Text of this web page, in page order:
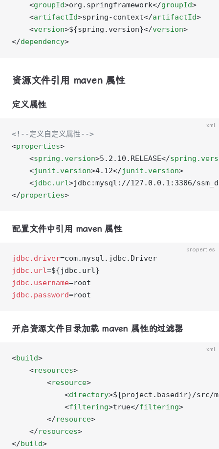
    <
groupId>org.springframework</groupId>
    <
artifactId>spring-context</artifactId>
    <
version>${spring.version}</version>
</dependency>
资源文件引用 maven 属性
定义属性
xml
<!--定义自定义属性-->
<properties>
    <
spring.version>5.2.10.RELEASE</
    <
junit.version>4.12</junit.version>
    <
jdbc.url>jdbc:mysql://127.0.0.1:3306/
</properties>
配置文件中引用 maven 属性
properties
jdbc.driver=com.mysql.jdbc.Driver
jdbc.url=${jdbc.url}
jdbc.username=root
jdbc.password=root
开启资源文件目录加载 maven 属性的过滤器
xml
<build>
    <
resources>
        <
resource>
            <
directory>${project.basedir}/src/
            <
filtering>true</filtering>
        </
resource>
    </
resources>
</build>